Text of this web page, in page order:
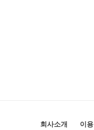
회사소개 이